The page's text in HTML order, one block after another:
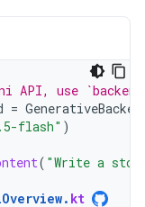
API, use
=
flash" )
( "Write a
. kt